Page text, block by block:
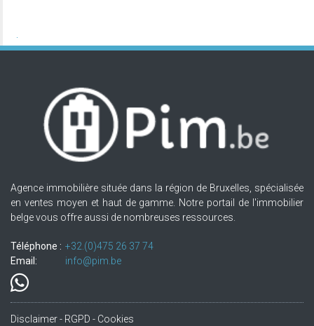
Agence immobilière située dans la région de Bruxelles, spécialisée
en ventes moyen et haut de gamme. Notre portail de l'immobilier
belge vous offre aussi de nombreuses ressources.
Téléphone : +32.(0)475 26 37 74
Email:
info@pim.be
Disclaimer - RGPD - Cookies